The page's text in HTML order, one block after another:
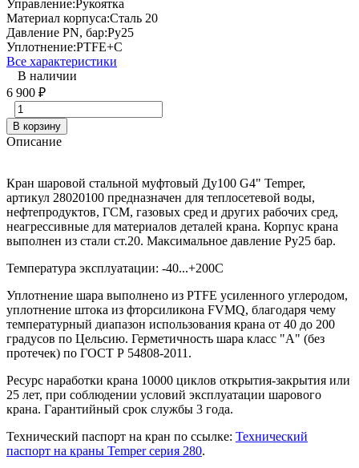
Управление:Рукоятка
Материал корпуса:Сталь 20
Давление PN, бар:Ру25
Уплотнение:PTFE+C
Все характеристики
В наличии
6 900 ₽
В корзину
Описание
Кран шаровой стальной муфтовый Ду100 G4" Temper,
артикул 28020100 предназначен для теплосетевой воды,
нефтепродуктов, ГСМ, газовых сред и других рабочих сред,
неагрессивные для материалов деталей крана. Корпус крана
выполнен из стали ст.20. Максимальное давление Ру25 бар.
Температура эксплуатации: -40...+200С
Уплотнение шара выполнено из PTFE усиленного углеродом,
уплотнение штока из фторсиликона FVMQ, благодаря чему
температурный диапазон использования крана от 40 до 200
градусов по Цельсию. Герметичность шара класс "А" (без
протечек) по ГОСТ Р 54808-2011.
Ресурс наработки крана 10000 циклов открытия-закрытия или
25 лет, при соблюдении условий эксплуатации шарового
крана. Гарантийный срок службы 3 года.
Технический паспорт на кран по ссылке: Технический
паспорт на краны Temper серия 280.